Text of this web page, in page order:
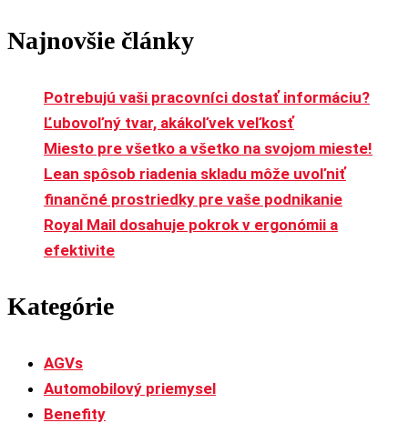
Najnovšie články
Potrebujú vaši pracovníci dostať informáciu?
Ľubovoľný tvar, akákoľvek veľkosť
Miesto pre všetko a všetko na svojom mieste!
Lean spôsob riadenia skladu môže uvoľniť
finančné prostriedky pre vaše podnikanie
Royal Mail dosahuje pokrok v ergonómii a
efektivite
Kategórie
AGVs
Automobilový priemysel
Benefity